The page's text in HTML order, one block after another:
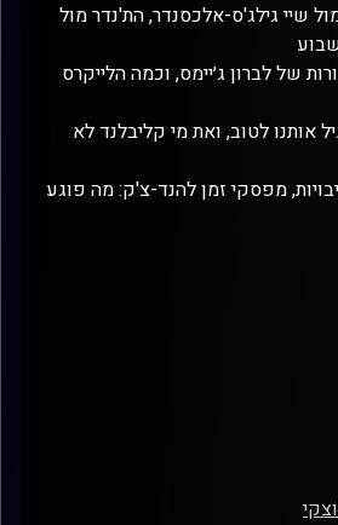
מול שיי גילג'ס-אלכסנדר, הת'נדר מול
של לברון ג׳יימס, וכמה הלייקרס
אותנו לטוב, ואת מי קליבלנד לא
יריבויות, מפסקי זמן להנד-צ'ק: מה פוגע